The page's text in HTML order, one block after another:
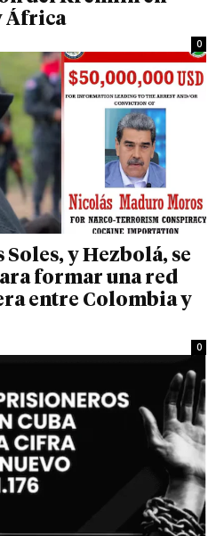
África
0
Soles, y Hezbolá, se
formar una red
entre Colombia y
0